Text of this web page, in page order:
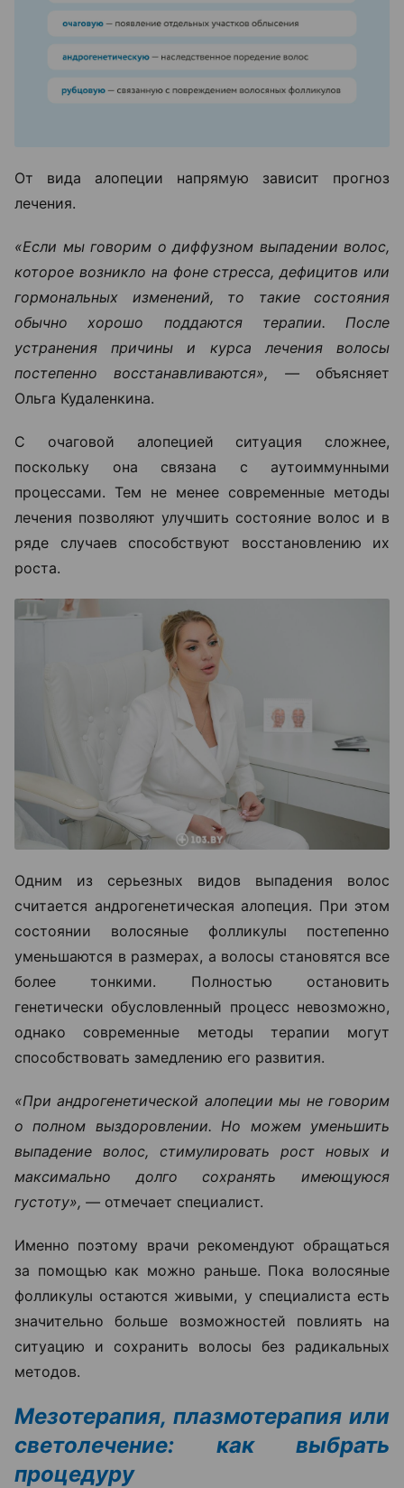
От вида алопеции напрямую зависит прогноз
лечения.
«Если мы говорим о диффузном выпадении волос,
которое возникло на фоне стресса, дефицитов или
гормональных изменений, то такие состояния
обычно хорошо поддаются терапии. После
устранения причины и курса лечения волосы
постепенно восстанавливаются», —объясняет
Ольга Кудаленкина.
С очаговой алопецией ситуация сложнее,
поскольку она связана с аутоиммунными
процессами. Тем не менее современные методы
лечения позволяют улучшить состояние волос и в
ряде случаев способствуют восстановлению их
роста.
Одним из серьезных видов выпадения волос
считается андрогенетическая алопеция. При этом
состоянии волосяные фолликулы постепенно
уменьшаются в размерах, а волосы становятся все
более тонкими. Полностью остановить
генетически обусловленный процесс невозможно,
однако современные методы терапии могут
способствовать замедлению его развития.
«При андрогенетической алопеции мы не говорим
о полном выздоровлении. Но можем уменьшить
выпадение волос, стимулировать рост новых и
максимально долго сохранять имеющуюся
густоту», — отмечает специалист.
Именно поэтому врачи рекомендуют обращаться
за помощью как можно раньше. Пока волосяные
фолликулы остаются живыми, у специалиста есть
значительно больше возможностей повлиять на
ситуацию и сохранить волосы без радикальных
методов.
Мезотерапия, плазмотерапия или
светолечение: как выбрать
процедуру